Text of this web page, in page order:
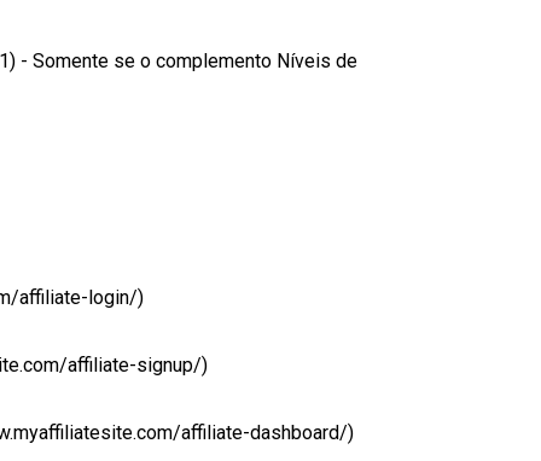
- Somente se o complemento Níveis de
affiliate-login/)
affiliate-signup/)
affiliate-dashboard/)